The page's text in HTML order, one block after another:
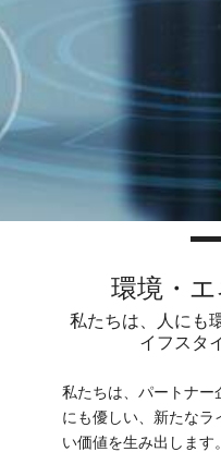
環境・
私たちは、人にも
イフスタ
私たちは、パートナー
にも優しい、新たなラ
い価値を生み出します